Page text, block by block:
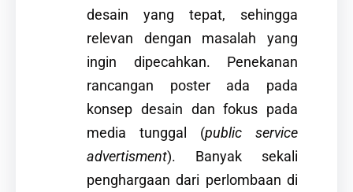
desain yang tepat, sehingga
relevan dengan masalah yang
ingin dipecahkan. Penekanan
rancangan poster ada pada
konsep desain dan fokus pada
media tunggal (public service
advertisment). Banyak sekali
penghargaan dari perlombaan di